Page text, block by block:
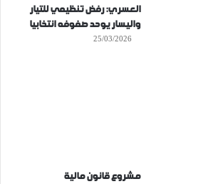
العسري: رفض تنظيمي للتيار
واليسار يوحد صفوفه انتخابيا
25/03/2026
مشروع قانون مالية